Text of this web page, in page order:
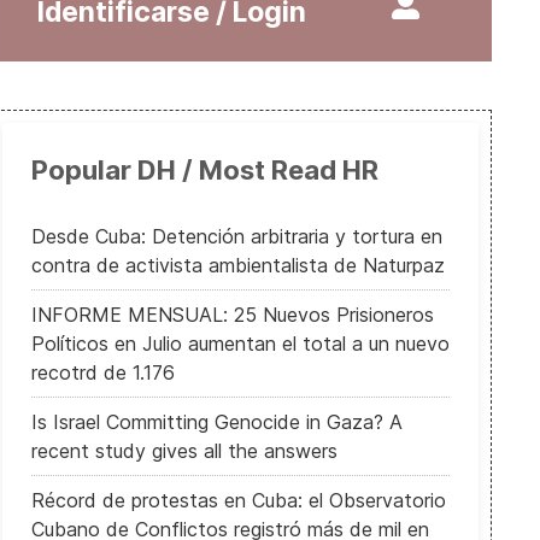
Unidas quiere que todos alcen la voz en defensa de los
Identificarse / Login
Popular DH / Most Read HR
Desde Cuba: Detención arbitraria y tortura en
contra de activista ambientalista de Naturpaz
INFORME MENSUAL: 25 Nuevos Prisioneros
Políticos en Julio aumentan el total a un nuevo
recotrd de 1.176
Is Israel Committing Genocide in Gaza? A
recent study gives all the answers
Récord de protestas en Cuba: el Observatorio
Cubano de Conflictos registró más de mil en